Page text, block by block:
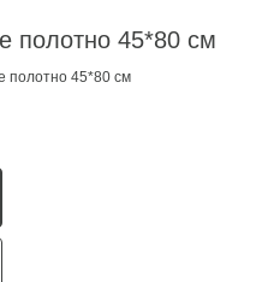
полотно 45*80 см
полотно 45*80 см